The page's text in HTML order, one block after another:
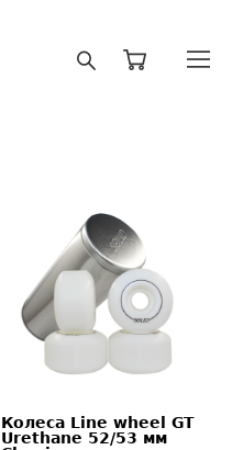
Колеса Line wheel GT
Urethane 52/53 мм